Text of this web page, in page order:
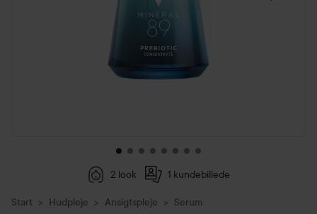
2 look 1 kundebillede
Start Hudpleje Ansigtspleje Serum